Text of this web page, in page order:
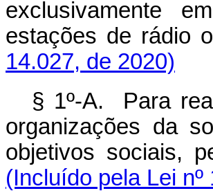
exclusivamente
estações de rádio
14.027, de 2020)
§ 1º-A. Para
organizações da
objetivos sociais,
(Incluído pela Lei